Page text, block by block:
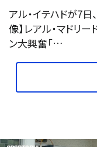
アル・イテハドが7日
像】レアル・マドリ
ン大興奮「…